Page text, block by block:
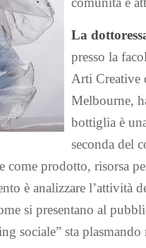
La
presso la
Arti Creative
Melbourne,
bottiglia è
seconda del
come prodotto, risorsa
è analizzare l’attività
si presentano al
sociale” sta